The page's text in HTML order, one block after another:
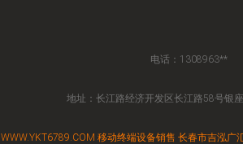
电话：1308963**
地址：长江路经济开发区长江路58号银
WWW.YKT6789.COM 移动终端设备销售 长春市吉泓广